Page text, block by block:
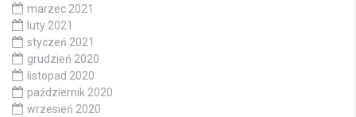
marzec 2021
luty 2021
styczeń 2021
grudzień 2020
listopad 2020
październik 2020
wrzesień 2020